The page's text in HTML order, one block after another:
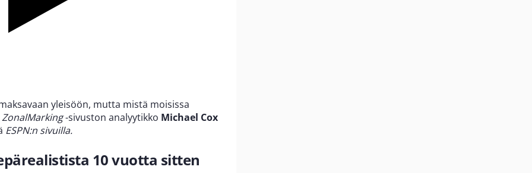
yleisöön, mutta mistä moisissa
ZonalMarking-sivuston analyytikko Michael Cox
ESPN:n sivuilla.
10 vuotta sitten